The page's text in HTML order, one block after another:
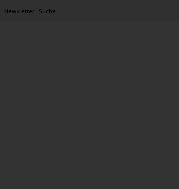
Newsletter Suche